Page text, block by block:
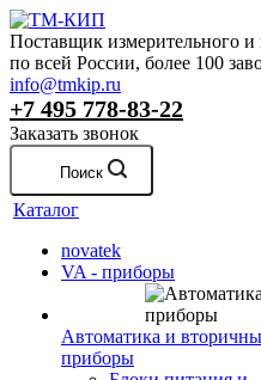
Поставщик измерительного и
по всей России, более 100
info@tmkip.ru
+7 495 778-83-22
Заказать звонок
Поиск
Каталог
novatek
VA - приборы
Автоматика и
приборы